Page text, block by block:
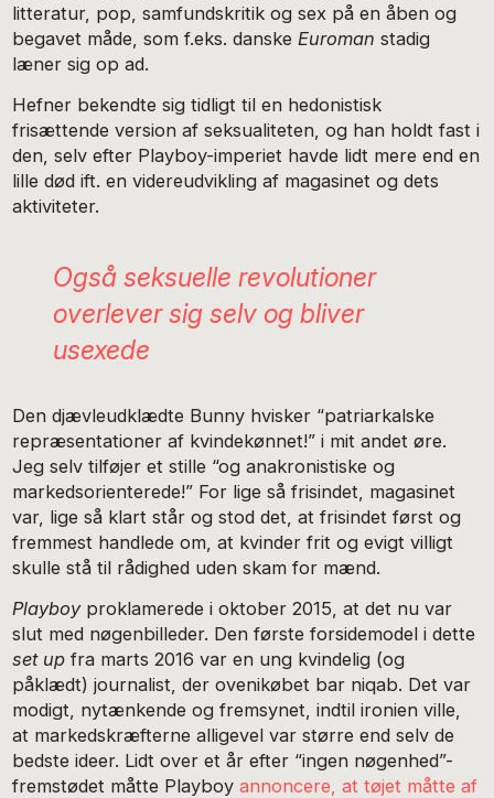
litteratur, pop, samfundskritik og sex på en åben og
begavet måde, som f.eks. danske Euroman stadig
læner sig op ad.
Hefner bekendte sig tidligt til en hedonistisk
frisættende version af seksualiteten, og han holdt fast i
den, selv efter Playboy-imperiet havde lidt mere end en
lille død ift. en videreudvikling af magasinet og dets
aktiviteter.
Også seksuelle revolutioner
overlever sig selv og bliver
usexede
Den djævleudklædte Bunny hvisker “patriarkalske
repræsentationer af kvindekønnet!” i mit andet øre.
Jeg selv tilføjer et stille “og anakronistiske og
markedsorienterede!” For lige så frisindet, magasinet
var, lige så klart står og stod det, at frisindet først og
fremmest handlede om, at kvinder frit og evigt villigt
skulle stå til rådighed uden skam for mænd.
Playboyproklamerede i oktober 2015, at det nu var
slut med nøgenbilleder. Den første forsidemodel i dette
set up fra marts 2016 var en ung kvindelig (og
påklædt) journalist, der ovenikøbet bar niqab. Det var
modigt, nytænkende og fremsynet, indtil ironien ville,
at markedskræfterne alligevel var større end selv de
bedste ideer. Lidt over et år efter “ingen nøgenhed”-
fremstødet måtte Playboyannoncere, at tøjet måtte af